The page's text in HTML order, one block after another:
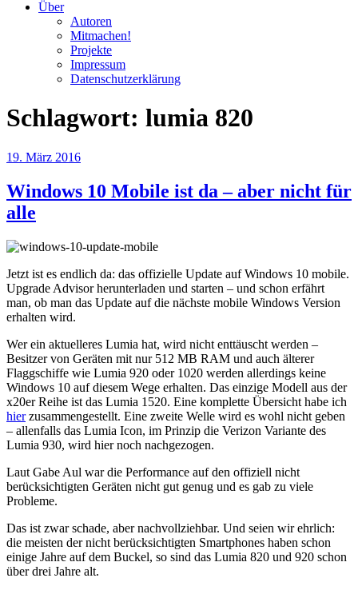
Über
Autoren
Mitmachen!
Projekte
Impressum
Datenschutzerklärung
Schlagwort: lumia 820
Veröffentlicht
19. März 2016
Windows 10 Mobile ist da – aber nicht für
alle
Jetzt ist es endlich da: das offizielle Update auf Windows 10 mobile.
Upgrade Advisor herunterladen und starten – und schon erfährt
man, ob man das Update auf die nächste mobile Windows Version
erhalten wird.
Wer ein aktuelleres Lumia hat, wird nicht enttäuscht werden –
Besitzer von Geräten mit nur 512 MB RAM und auch älterer
Flaggschiffe wie Lumia 920 oder 1020 werden allerdings keine
Windows 10 auf diesem Wege erhalten. Das einzige Modell aus der
x20er Reihe ist das Lumia 1520. Eine komplette Übersicht habe ich
hierzusammengestellt. Eine zweite Welle wird es wohl nicht geben
– allenfalls das Lumia Icon, im Prinzip die Verizon Variante des
Lumia 930, wird hier noch nachgezogen.
Laut Gabe Aul war die Performance auf den offiziell nicht
berücksichtigten Geräten nicht gut genug und es gab zu viele
Probleme.
Das ist zwar schade, aber nachvollziehbar. Und seien wir ehrlich:
die meisten der nicht berücksichtigten Smartphones haben schon
einige Jahre auf dem Buckel, so sind das Lumia 820 und 920 schon
über drei Jahre alt.